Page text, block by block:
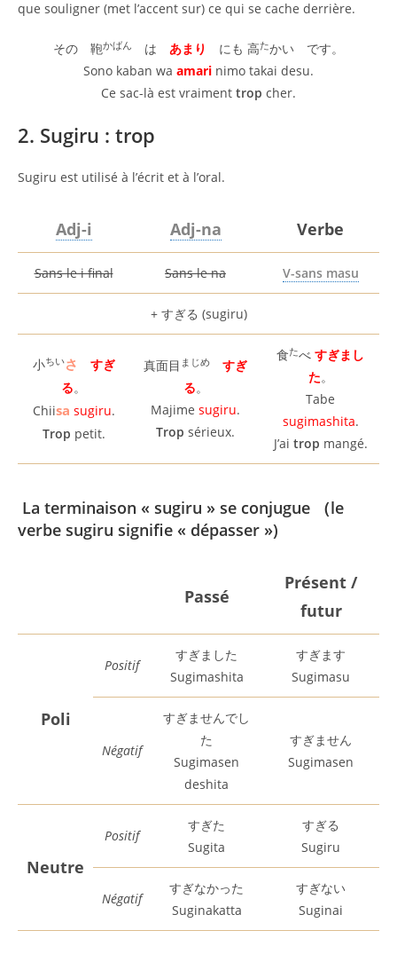
que souligner (met l’accent sur) ce qui se cache derrière.
その 鞄かばん は あまり にも 高たかい です。
Sono kaban wa amari nimo takai desu.
Ce sac-là est vraiment trop cher.
2. Sugiru : trop
Sugiru est utilisé à l’écrit et à l’oral.
Adj-i Adj-na Verbe
Sans le i final Sans le na V-sans masu
+ すぎる (sugiru)
小ちいさ
すぎ
る。
Chiisa sugiru.
Trop petit.
真面目 まじめ
すぎ
る。
Majime sugiru.
Trop sérieux.
食たべ すぎまし
た。
Tabe
sugimashita.
J’ai trop mangé.
La terminaison « sugiru » se conjugue （le
verbe sugiru signifie « dépasser »)
Passé
Présent /
futur
Poli
Positif
すぎました
Sugimashita
すぎます
Sugimasu
Négatif
すぎませんでし
た
Sugimasen
deshita
すぎません
Sugimasen
Neutre
Positif
すぎた
Sugita
すぎる
Sugiru
Négatif
すぎなかった
Suginakatta
すぎない
Suginai